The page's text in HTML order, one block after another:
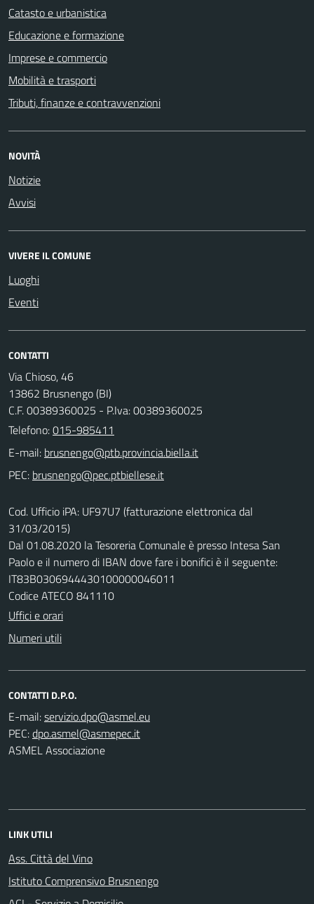
Catasto e urbanistica
Educazione e formazione
Imprese e commercio
Mobilità e trasporti
Tributi, finanze e contravvenzioni
NOVITÀ
Notizie
Avvisi
VIVERE IL COMUNE
Luoghi
Eventi
CONTATTI
Via Chioso, 46
13862 Brusnengo (BI)
C.F. 00389360025 - P.Iva: 00389360025
Telefono:015-985411
E-mail:
PEC:
Cod. Ufficio iPA: UF97U7 (fatturazione elettronica dal
31/03/2015)
Dal 01.08.2020 la Tesoreria Comunale è presso Intesa San
Paolo e il numero di IBAN dove fare i bonifici è il seguente:
IT83B0306944430100000046011
Codice ATECO 841110
Uffici e orari
Numeri utili
CONTATTI D.P.O.
E-mail:
PEC:
ASMEL Associazione
LINK UTILI
Ass. Città del Vino
Istituto Comprensivo Brusnengo